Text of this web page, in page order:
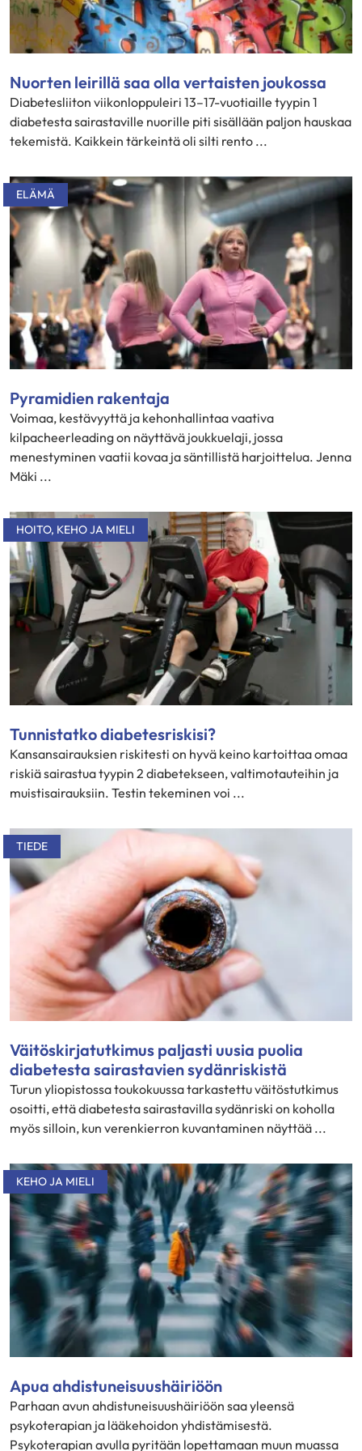
Nuorten leirillä saa olla vertaisten joukossa
Diabetesliiton viikonloppuleiri 13–17-vuotiaille tyypin 1
diabetesta sairastaville nuorille piti sisällään paljon hauskaa
tekemistä. Kaikkein tärkeintä oli silti rento ...
ELÄMÄ
Pyramidien rakentaja
Voimaa, kestävyyttä ja kehonhallintaa vaativa
kilpacheerleading on näyttävä joukkuelaji, jossa
menestyminen vaatii kovaa ja säntillistä harjoittelua. Jenna
Mäki ...
HOITO, KEHO JA MIELI
Tunnistatko diabetesriskisi?
Kansansairauksien riskitesti on hyvä keino kartoittaa omaa
riskiä sairastua tyypin 2 diabetekseen, valtimotauteihin ja
muistisairauksiin. Testin tekeminen voi ...
TIEDE
Väitöskirjatutkimus paljasti uusia puolia
diabetesta sairastavien sydänriskistä
Turun yliopistossa toukokuussa tarkastettu väitöstutkimus
osoitti, että diabetesta sairastavilla sydänriski on koholla
myös silloin, kun verenkierron kuvantaminen näyttää ...
KEHO JA MIELI
Apua ahdistuneisuushäiriöön
Parhaan avun ahdistuneisuushäiriöön saa yleensä
psykoterapian ja lääkehoidon yhdistämisestä.
Psykoterapian avulla pyritään lopettamaan muun muassa